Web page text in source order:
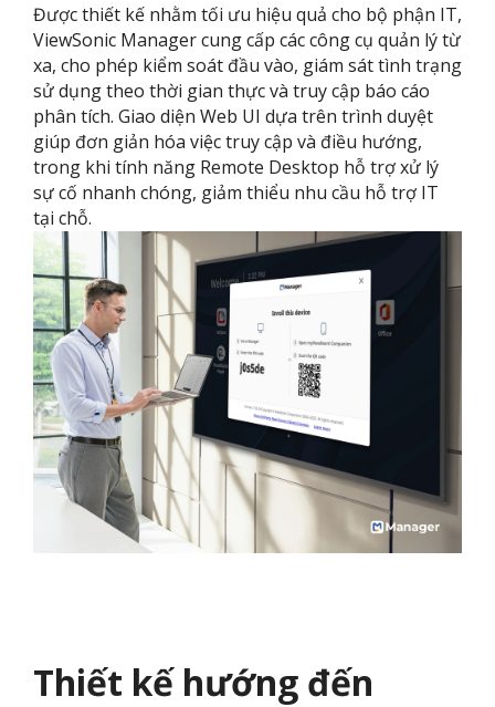
Được thiết kế nhằm tối ưu hiệu quả cho bộ phận IT,
ViewSonic Manager cung cấp các công cụ quản lý từ
xa, cho phép kiểm soát đầu vào, giám sát tình trạng
sử dụng theo thời gian thực và truy cập báo cáo
phân tích. Giao diện Web UI dựa trên trình duyệt
giúp đơn giản hóa việc truy cập và điều hướng,
trong khi tính năng Remote Desktop hỗ trợ xử lý
sự cố nhanh chóng, giảm thiểu nhu cầu hỗ trợ IT
tại chỗ.
Thiết kế hướng đến